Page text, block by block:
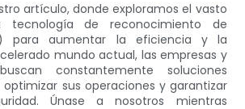
artículo, donde exploramos el vasto
de reconocimiento de
para aumentar la eficiencia y la
mundo actual, las empresas y
constantemente soluciones
sus operaciones y garantizar
Únase a nosotros mientras